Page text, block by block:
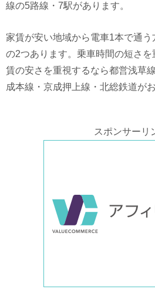
線の5路線・7駅があります。
家賃が安い地域から電車1本で通
の2つあります。乗車時間の短さ
賃の安さを重視するなら都営浅草
成本線・京成押上線・北総鉄道が
スポンサーリ